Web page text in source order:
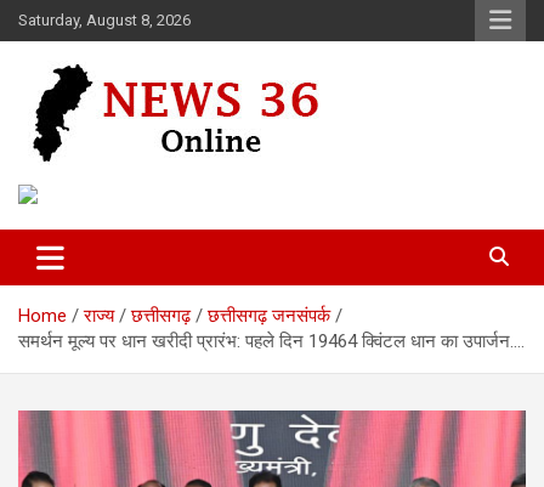
Skip
to
Saturday, August 8, 2026
News 36
Home राज्य छत्तीसगढ़
छत्तीसगढ़ जनसंपर्क
समर्थन मूल्य पर धान खरीदी प्रारंभ: पहले दिन 19464 क्विंटल धान का उपार्जन….